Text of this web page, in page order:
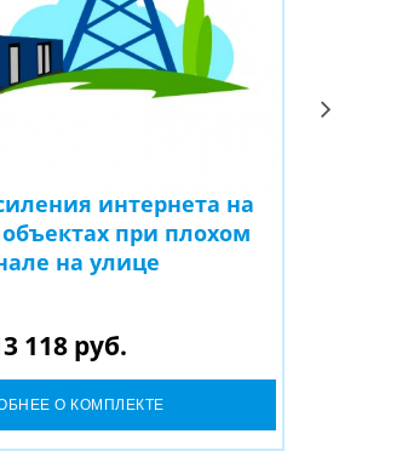
интернета на
при плохом
на улице
118 руб.
О КОМПЛЕКТЕ